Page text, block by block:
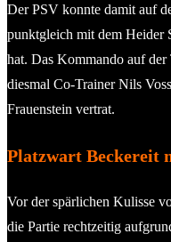
Der PSV konnte damit auf
punktgleich mit dem Heider
hat. Das Kommando auf der
diesmal Co-Trainer Nils
Frauenstein vertrat.
Platzwart Beckereit
Vor der spärlichen Kulisse
die Partie rechtzeitig